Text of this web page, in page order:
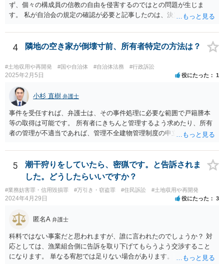
ず、個々の構成員の信教の自由を侵害するのではとの問題が生じま
す。 私が自治会の規定の確認が必要と記事したのは、決定権の話では
の積立金なるものを集めているのたのかという始まりの点から背景事
情が不明なためです。
4 隣地の空き家が倒壊寸前、所有者特定の方法は？
#土地収用や再開発 #国や自治体 #自治体法務 #行政訴訟
2025年2月5日 役にたった 1
小杉 直樹 弁護士
事件を受任すれば、弁護士は、その事件処理に必要な範囲で戸籍謄本
等の取得は可能です。 所有者にきちんと管理するよう求めたり、所有
者の管理が不適当であれば、管理不全建物管理制度の申立ても検討で
5
潮干狩りをしていたら、密猟です。と告訴されま
した。どうしたらいいですか？
#業務妨害罪・信用毀損罪 #万引き・窃盗罪 #住民訴訟 #土地収用や再開発
2024年4月29日 役にたった 3
匿名A 弁護士
科料ではない事案だと思われますが、誰に言われたのでしょうか？ 対
応としては、漁業組合側に告訴を取り下げてもらうよう交渉すること
になります。 単なる宥恕では足りない場合があります。